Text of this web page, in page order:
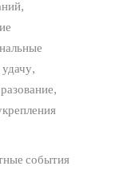
события